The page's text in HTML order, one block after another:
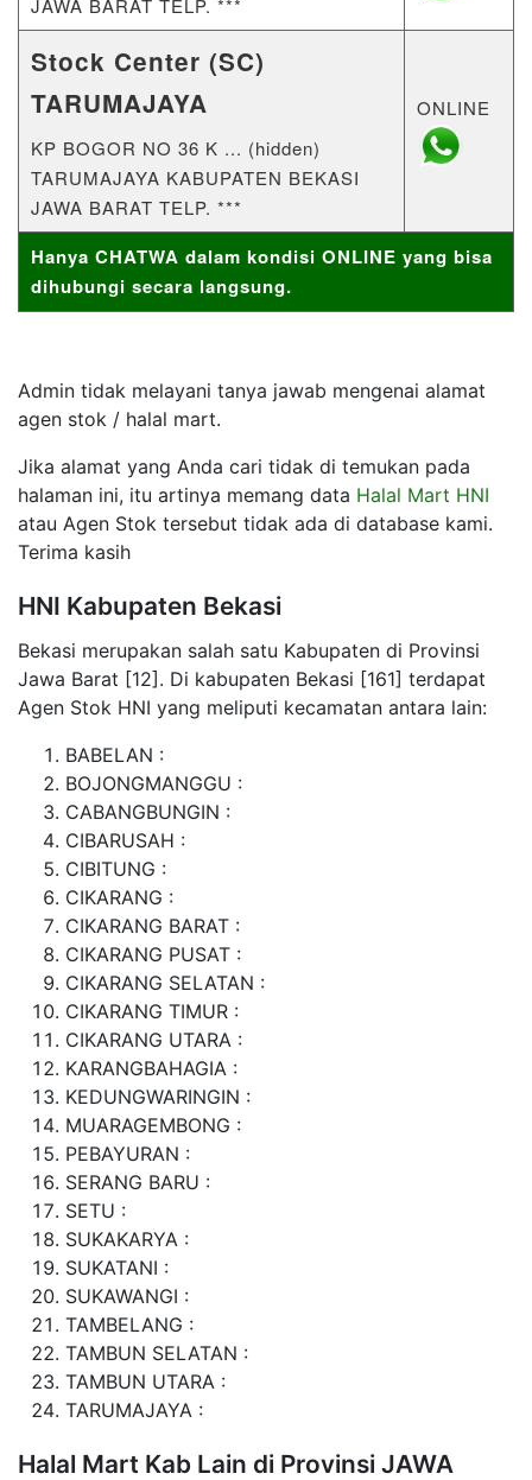
Stock Center (SC)
TARUMAJAYA
KP BOGOR NO 36 K ... (hidden)
TARUMAJAYA KABUPATEN BEKASI
JAWA BARAT TELP. ***
ONLINE
Hanya CHATWA dalam kondisi ONLINE yang bisa
dihubungi secara langsung.
Admin tidak melayani tanya jawab mengenai alamat
agen stok / halal mart.
Jika alamat yang Anda cari tidak di temukan pada
halaman ini, itu artinya memang data Halal Mart HNI
atau Agen Stok tersebut tidak ada di database kami.
Terima kasih
HNI Kabupaten Bekasi
Bekasi merupakan salah satu Kabupaten di Provinsi
Jawa Barat [12]. Di kabupaten Bekasi [161] terdapat
Agen Stok HNI yang meliputi kecamatan antara lain:
BABELAN :
BOJONGMANGGU :
CABANGBUNGIN :
CIBARUSAH :
CIBITUNG :
CIKARANG :
CIKARANG BARAT :
CIKARANG PUSAT :
CIKARANG SELATAN :
CIKARANG TIMUR :
CIKARANG UTARA :
KARANGBAHAGIA :
KEDUNGWARINGIN :
MUARAGEMBONG :
PEBAYURAN :
SERANG BARU :
SETU :
SUKAKARYA :
SUKATANI :
SUKAWANGI :
TAMBELANG :
TAMBUN SELATAN :
TAMBUN UTARA :
TARUMAJAYA :
Halal Mart Kab Lain di Provinsi JAWA